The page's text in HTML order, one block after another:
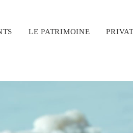
LE PATRIMOINE